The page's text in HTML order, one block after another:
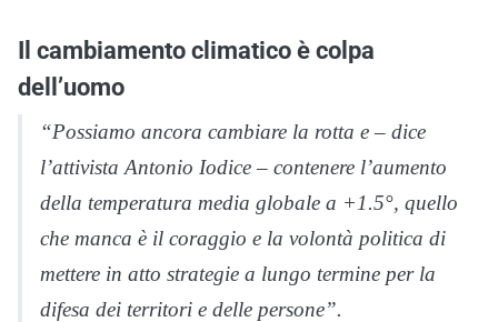
Il cambiamento climatico è colpa
dell’uomo
“Possiamo ancora cambiare la rotta e – dice
l’attivista Antonio Iodice – contenere l’aumento
della temperatura media globale a +1.5°, quello
che manca è il coraggio e la volontà politica di
mettere in atto strategie a lungo termine per la
difesa dei territori e delle persone”.